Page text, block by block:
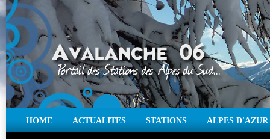
HOME ACTUALITES STATIONS ALPES D'AZUR